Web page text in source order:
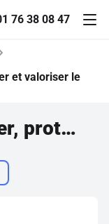
76 38 08 47
et valoriser le
Introduction : identifier, protéger et valoriser le patrimoine